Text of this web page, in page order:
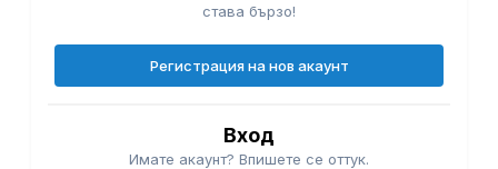
става бързо!
Регистрация на нов акаунт
Вход
Имате акаунт? Впишете се оттук.